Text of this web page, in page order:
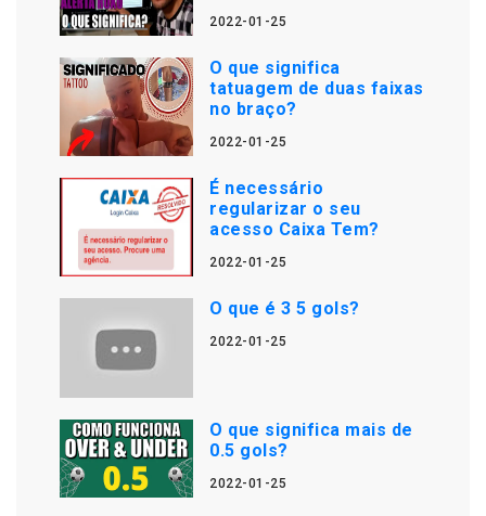
2022-01-25
O que significa
tatuagem de duas faixas
no braço?
2022-01-25
É necessário
regularizar o seu
acesso Caixa Tem?
2022-01-25
O que é 3 5 gols?
2022-01-25
O que significa mais de
0.5 gols?
2022-01-25